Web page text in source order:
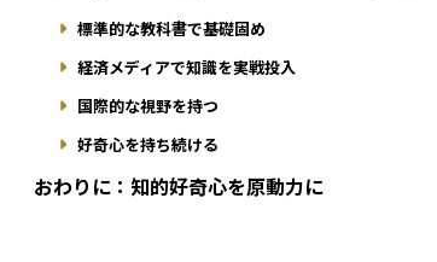
標準的な教科書で基礎固め
経済メディアで知識を実戦投入
国際的な視野を持つ
好奇心を持ち続ける
おわりに：知的好奇心を原動力に